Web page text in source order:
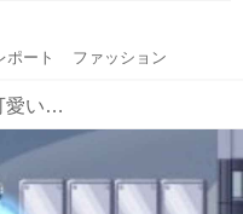
ポート ファッション
これは本当にムズい!可愛い妖怪が転げ落ちる物理パズルアクション『激ムズ!妖怪コロリン』